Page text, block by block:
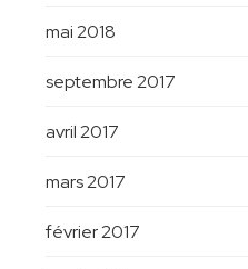
mai 2018
septembre 2017
avril 2017
mars 2017
février 2017